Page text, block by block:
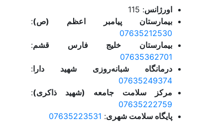
اورژانس: 115
بیمارستان پیامبر اعظم (ص):
07635212530
بیمارستان خلیج فارس قشم:
07635362701
درمانگاه شبانه‌روزی شهید دارا:
07635249374
مرکز سلامت جامعه (شهید ذاکری):
07635222759
پایگاه سلامت شهری:
07635223531